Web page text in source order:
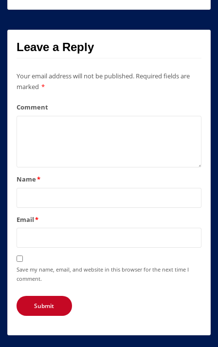
Leave a Reply
Your email address will not be published. Required fields are
marked *
Comment
Name*
Email*
Save my name, email, and website in this browser for the next time I
comment.